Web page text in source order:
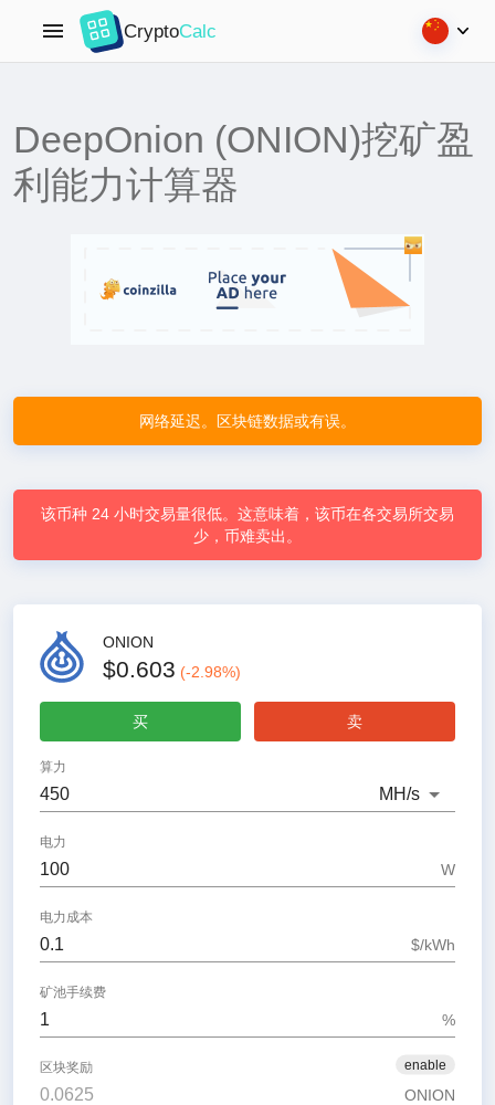
CryptoCalc
DeepOnion (ONION)挖矿盈
利能力计算器
网络延迟。区块链数据或有误。
该币种 24 小时交易量很低。这意味着，该币在各交易所交易
少，币难卖出。
ONION
$0.603 (-2.98%)
买 卖
算力
MH/s
电力
W
电力成本
$/kWh
矿池手续费
%
enable
区块奖励
ONION